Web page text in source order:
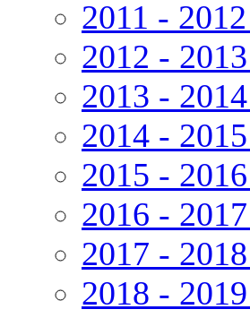
2011 -
2012 -
2013 -
2014 -
2015 -
2016 -
2017 -
2018 -